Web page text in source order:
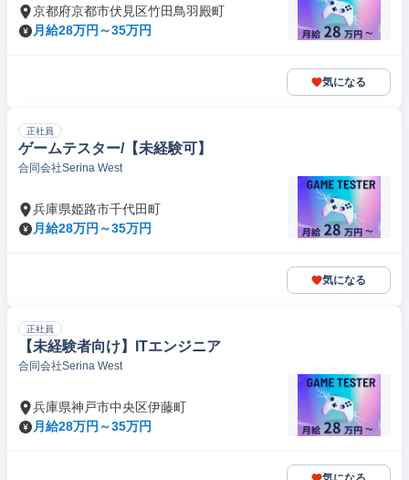
京都府京都市伏見区竹田鳥羽殿町
月給28万円～35万円
気になる
正社員
ゲームテスター/【未経験可】
合同会社Serina West
兵庫県姫路市千代田町
月給28万円～35万円
気になる
正社員
【未経験者向け】ITエンジニア
合同会社Serina West
兵庫県神戸市中央区伊藤町
月給28万円～35万円